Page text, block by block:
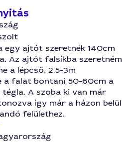
egy ajtót szeretnék 140cm
Az ajtót falsíkba szeretném
a lépcső. 2,5-3m
a falat bontani 50-60cm a
A szoba ki van már
így már a házon belül
felülethez.